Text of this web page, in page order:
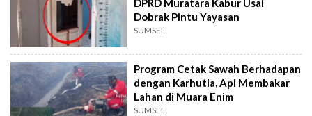
DPRD Muratara Kabur Usai
Dobrak Pintu Yayasan
SUMSEL
Program Cetak Sawah Berhadapan
dengan Karhutla, Api Membakar
Lahan di Muara Enim
SUMSEL